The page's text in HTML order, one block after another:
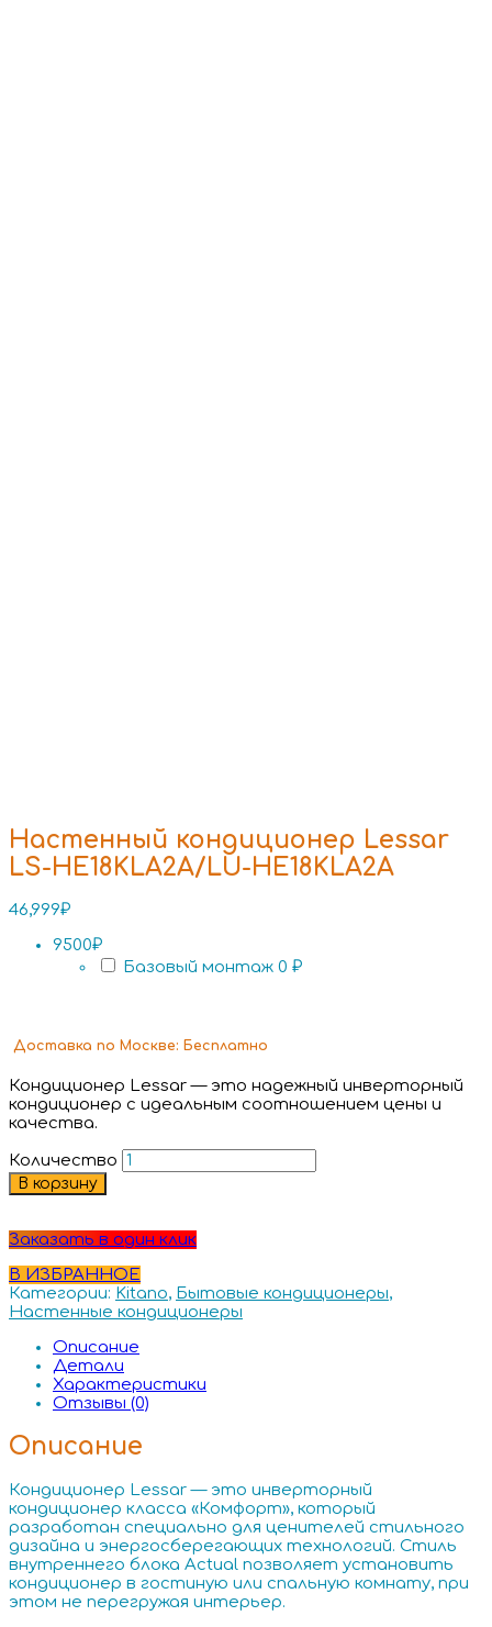
Настенный кондиционер Lessar
LS-HE18KLA2A/LU-HE18KLA2A
46,999₽
9500₽
Базовый монтаж 0 ₽
Доставка по Москве: Бесплатно
Кондиционер Lessar — это надежный инверторный
кондиционер с идеальным соотношением цены и
качества.
Количество
В корзину
Заказать в один клик
В ИЗБРАННОЕ
Категории: Kitano, Бытовые кондиционеры,
Настенные кондиционеры
Описание
Детали
Характеристики
Отзывы (0)
Описание
Кондиционер Lessar — это инверторный
кондиционер класса «Комфорт», который
разработан специально для ценителей стильного
дизайна и энергосберегающих технологий. Стиль
внутреннего блока Actual позволяет установить
кондиционер в гостиную или спальную комнату, при
этом не перегружая интерьер.